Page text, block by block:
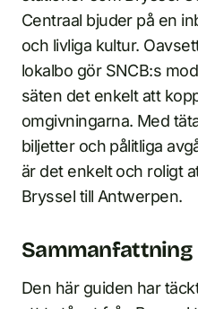
Centraal bjuder på en
och livliga kultur.
lokalbo gör SNCB:s
säten det enkelt att
omgivningarna. Med
biljetter och pålitliga
är det enkelt och roligt
Bryssel till Antwerpen.
Sammanfattning
Den här guiden har